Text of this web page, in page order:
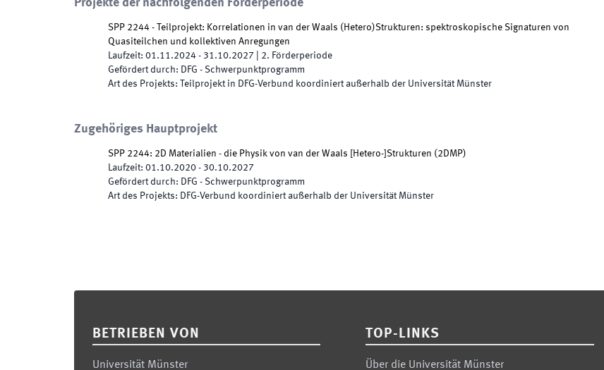
Projekte der nachfolgenden Förderperiode
SPP 2244 - Teilprojekt: Korrelationen in van der Waals (Hetero)Strukturen: spektroskopische Signaturen von
Quasiteilchen und kollektiven Anregungen
Laufzeit: 01.11.2024 - 31.10.2027 2. Förderperiode
Gefördert durch: DFG - Schwerpunktprogramm
Art des Projekts: Teilprojekt in DFG-Verbund koordiniert außerhalb der Universität Münster
Zugehöriges Hauptprojekt
SPP 2244: 2D Materialien - die Physik von van der Waals [Hetero-]Strukturen (2DMP)
Laufzeit: 01.10.2020 - 30.10.2027
Gefördert durch: DFG - Schwerpunktprogramm
Art des Projekts: DFG-Verbund koordiniert außerhalb der Universität Münster
BETRIEBEN VON
Universität Münster
TOP-LINKS
Über die Universität Münster